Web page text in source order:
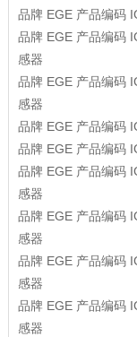
品牌 EGE 产品编码
品牌 EGE 产品编码
感器
品牌 EGE 产品编码
感器
品牌 EGE 产品编码
品牌 EGE 产品编码
品牌 EGE 产品编码
感器
品牌 EGE 产品编码
感器
品牌 EGE 产品编码
感器
品牌 EGE 产品编码
感器